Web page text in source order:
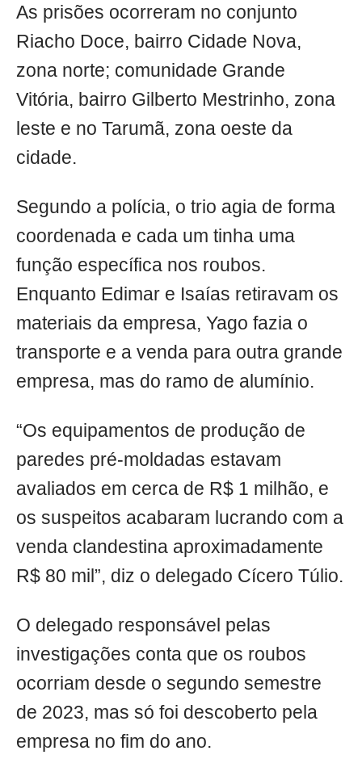
As prisões ocorreram no conjunto
Riacho Doce, bairro Cidade Nova,
zona norte; comunidade Grande
Vitória, bairro Gilberto Mestrinho, zona
leste e no Tarumã, zona oeste da
cidade.
Segundo a polícia, o trio agia de forma
coordenada e cada um tinha uma
função específica nos roubos.
Enquanto Edimar e Isaías retiravam os
materiais da empresa, Yago fazia o
transporte e a venda para outra grande
empresa, mas do ramo de alumínio.
“Os equipamentos de produção de
paredes pré-moldadas estavam
avaliados em cerca de R$ 1 milhão, e
os suspeitos acabaram lucrando com a
venda clandestina aproximadamente
R$ 80 mil”, diz o delegado Cícero Túlio.
O delegado responsável pelas
investigações conta que os roubos
ocorriam desde o segundo semestre
de 2023, mas só foi descoberto pela
empresa no fim do ano.